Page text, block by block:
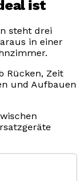
ist
steht drei
in einer
Rücken, Zeit
und Aufbauen